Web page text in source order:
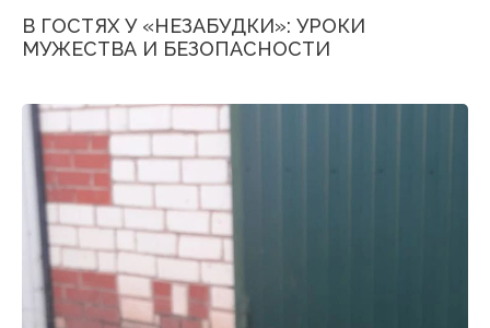
В ГОСТЯХ У «НЕЗАБУДКИ»: УРОКИ
МУЖЕСТВА И БЕЗОПАСНОСТИ